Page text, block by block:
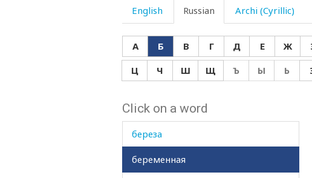
English Russian Archi (Cyrillic)
А Б В Г Д Е Ж
Ц
Ч Ш Щ Ъ Ы Ь
Click on a word
белый
бензин
берег
бережливость
береза
беременная